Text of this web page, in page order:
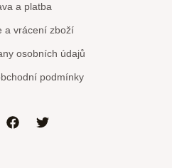
a platba
a vrácení zboží
osobních údajů
podmínky